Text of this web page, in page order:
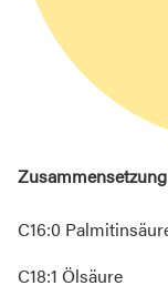
Zusammensetzung
C16:0
C18:1 Ölsäure